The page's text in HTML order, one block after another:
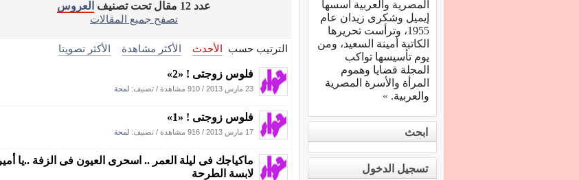
عدد 12 مقال تحت تصنيف
العروس
تصفح جميع المقالات
الترتيب حسب الأحدث الأكثر مشاهدة الأكثر تصويتا
فلوس زوجتى ! «2»
23 مارس 2013 / 910 مشاهدة / تصنيف: لمحة
فلوس زوجتى ! «1»
17 مارس 2013 / 916 مشاهدة / تصنيف: لمحة
ماكياجك فى ليلة العمر .. اسحرى العيون فى الزفة ..يا
لابسة الطرحة
المصرية والعربية أسسها
إيميل وشكرى زيدان عام
1955، وترأست تحريرها
الكاتبة أمينة السعيد، ومن
يوم تأسيسها تواكب
المجلة قضايا وهموم
المرأة والأسرة المصرية
والعربية. »
ابحث
تسجيل الدخول